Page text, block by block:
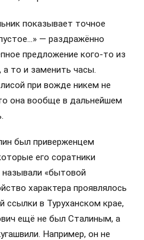
показывает точное
— раздражённо
предложение кого-то из
то и заменить часы.
при вожде никем не
она вообще в дальнейшем
был приверженцем
его соратники
«бытовой
характера проявлялось
ссылки в Туруханском крае,
ещё не был Сталиным, а
Например, он не